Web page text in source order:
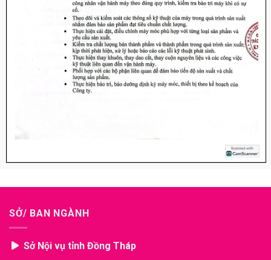
SỞ/ BAN NGÀNH
Sở Nội vụ tỉnh Đồng Tháp